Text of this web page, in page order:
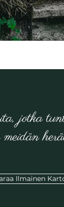
jotka
Ilmainen